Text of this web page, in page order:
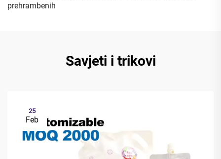
prehrambenih
Savjeti i trikovi
25
Feb